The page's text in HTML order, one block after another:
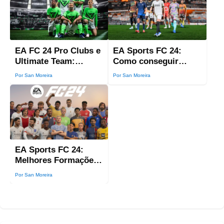
EA FC 24 Pro Clubs e
Ultimate Team:
Melhores nomes para
Por San Moreira
EA Sports FC 24:
Como conseguir
moedas mais rápido
Por San Moreira
EA Sports FC 24:
Melhores Formações
e Táticas
Por San Moreira